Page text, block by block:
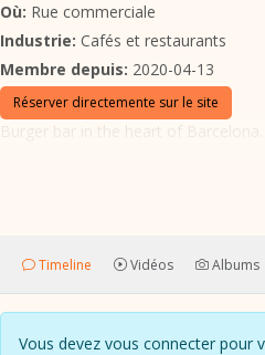
Où: Rue commerciale
Industrie: Cafés et restaurants
Membre depuis: 2020-04-13
Réserver directemente sur le site
Timeline Vidéos Albums
Vous devez vous connecter